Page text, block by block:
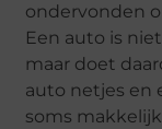
ondervonden
Een auto is
maar doet
auto netjes en
soms